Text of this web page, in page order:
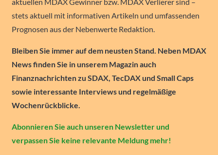
aktuellen MDAX Gewinner bzw. MDAX Verlierer sind –
stets aktuell mit informativen Artikeln und umfassenden
Prognosen aus der Nebenwerte Redaktion.
Bleiben Sie immer auf dem neusten Stand. Neben MDAX
News finden Sie in unserem Magazin auch
Finanznachrichten zu SDAX, TecDAX und Small Caps
sowie interessante Interviews und regelmäßige
Wochenrückblicke.
Abonnieren Sie auch unseren Newsletter und
verpassen Sie keine relevante Meldung mehr!